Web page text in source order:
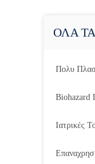
ΟΛΑ
Πολυ
Biohazard
Ιατρικές